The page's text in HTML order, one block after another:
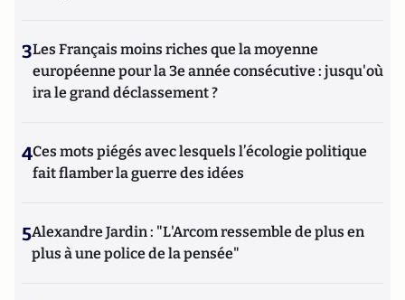
3Les Français moins riches que la moyenne
européenne pour la 3e année consécutive : jusqu'où
ira le grand déclassement ?
4Ces mots piégés avec lesquels l’écologie politique
fait flamber la guerre des idées
5Alexandre Jardin : "L'Arcom ressemble de plus en
plus à une police de la pensée"